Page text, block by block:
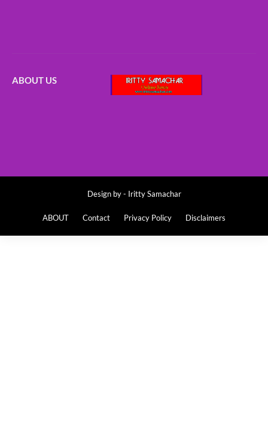
ABOUT US
Design by - Iritty Samachar
ABOUT Contact Privacy Policy Disclaimers